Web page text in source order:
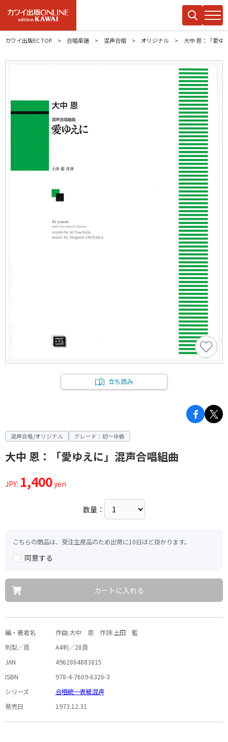
カワイ出版EC TOP 合唱楽譜 混声合唱 オリジナル 大中 恩：「愛ゆ
立ち読み
混声合唱/オリジナル グレード：初～中級
大中 恩：「愛ゆえに」混声合唱組曲
JPY: 1,400yen
数量：
こちらの商品は、受注生産品のため出荷に10日ほど掛かります。
同意する
カートに入れる
編・著者名
作曲:大中 恩 作詩:土田 藍
判型／頁
A4判／28頁
JAN
4962864883815
ISBN
978-4-7609-6326-3
シリーズ
合唱統一表紙混声
発売日
1973.12.31